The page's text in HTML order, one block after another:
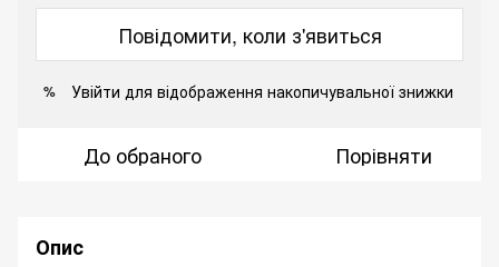
Повідомити, коли з'явиться
% Увійти для відображення накопичувальної знижки
До обраного Порівняти
Опис